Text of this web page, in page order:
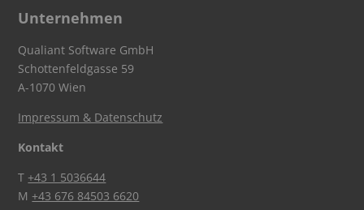
Unternehmen
Qualiant Software GmbH
Schottenfeldgasse 59
A-1070 Wien
Impressum & Datenschutz
Kontakt
T+43 1 5036644
M+43 676 84503 6620